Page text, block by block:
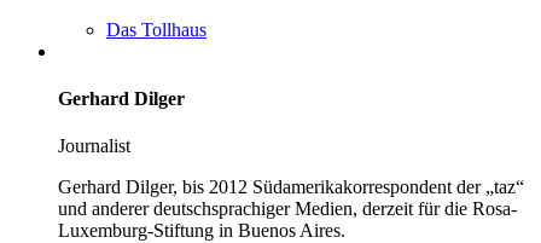
Das Tollhaus
Gerhard Dilger
Journalist
Gerhard Dilger, bis 2012 Südamerikakorrespondent der „taz“
und anderer deutschsprachiger Medien, derzeit für die Rosa-
Luxemburg-Stiftung in Buenos Aires.